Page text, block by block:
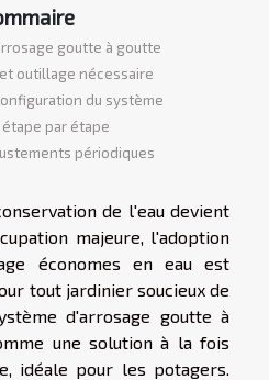
goutte à goutte
outillage nécessaire
du système
par étape
périodiques
de l'eau devient
majeure, l'adoption
économes en eau est
tout jardinier soucieux de
d'arrosage goutte à
une solution à la fois
idéale pour les potagers.